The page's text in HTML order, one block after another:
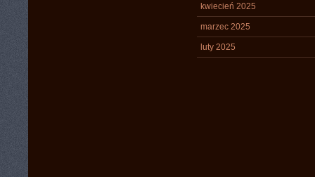
kwiecień 2025
marzec 2025
luty 2025